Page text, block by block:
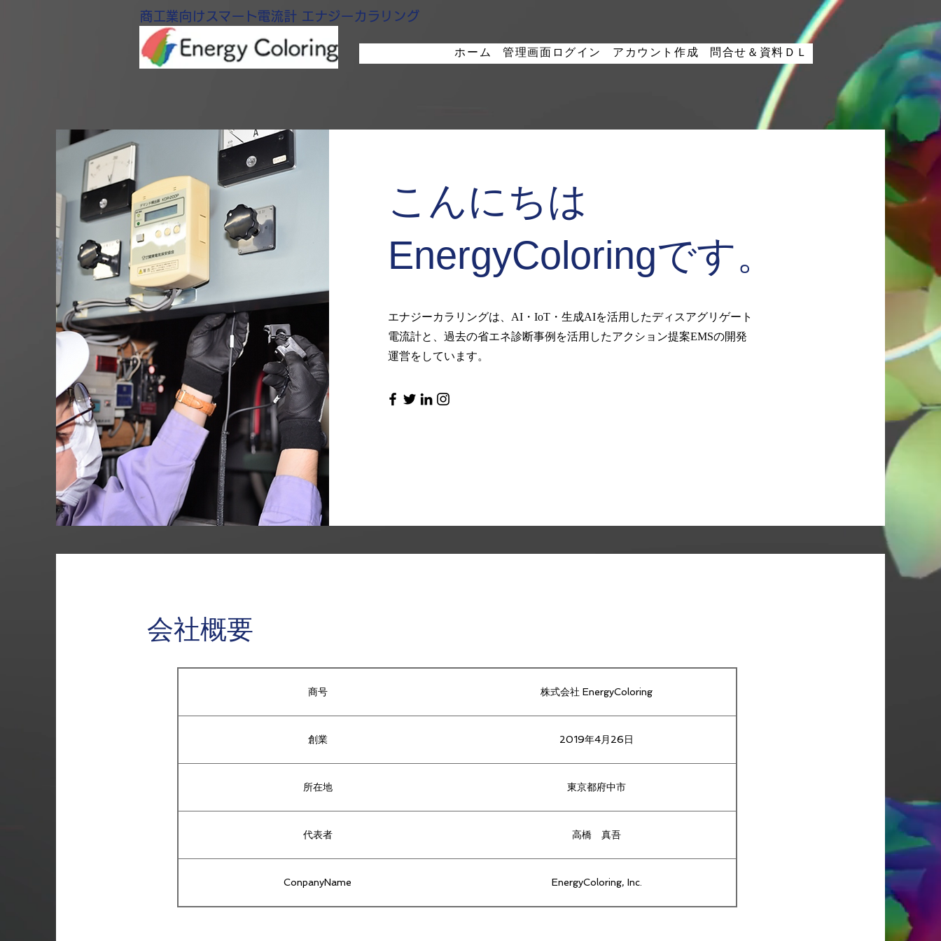
商工業向けスマート電流計 エナジーカラリング
ホーム 管理画面ログイン アカウント作成 問合せ＆資料ＤＬ
こんにちは
EnergyColoringです。
エナジーカラリングは、AI・IoT・生成AIを活用したディスアグリゲート
電流計と、過去の省エネ診断事例を活用したアクション提案EMSの開発
運営をしています。
​会社概要
商号 株式会社 EnergyColoring
創業 2019年4月26日
所在地 東京都府中市
代表者 高橋 真吾
ConpanyName EnergyColoring, Inc.